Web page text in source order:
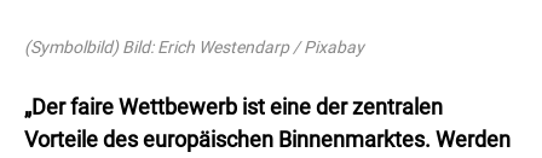
(Symbolbild) Bild: Erich Westendarp / Pixabay
„Der faire Wettbewerb ist eine der zentralen
Vorteile des europäischen Binnenmarktes. Werden